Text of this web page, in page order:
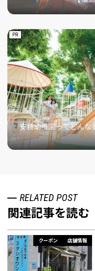
PR
RELATED POST
関連記事を読む
クーポン 店舗情報